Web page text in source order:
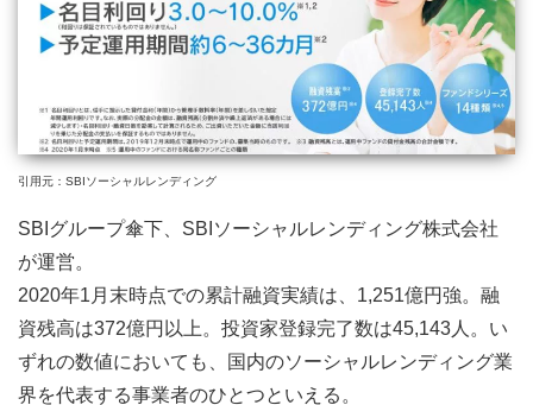
引用元：SBIソーシャルレンディング
SBIグループ傘下、SBIソーシャルレンディング株式会社
が運営。
2020年1月末時点での累計融資実績は、1,251億円強。融
資残高は372億円以上。投資家登録完了数は45,143人。い
ずれの数値においても、国内のソーシャルレンディング業
界を代表する事業者のひとつといえる。